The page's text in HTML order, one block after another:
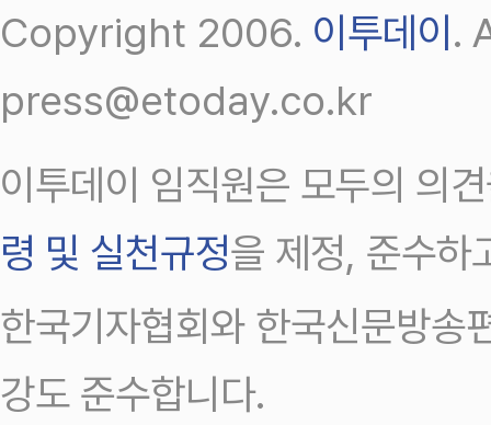
Copyright 2006. 이투데이.
press@etoday.co.kr
이투데이 임직원은 모두의 의
령 및 실천규정을 제정, 준수하
한국기자협회와 한국신문방송
강도 준수합니다.